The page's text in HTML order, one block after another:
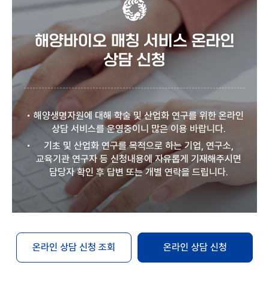
해양바이오 매칭 서비스 온라인
상담 신청
해양생명자원에 대해 학술 및 산업화 연구를 위한 온라인
상담 서비스를 운영중이니 많은 이용 바랍니다.
기초 및 산업화 연구를 목적으로 하는 기업, 연구소,
교육기관 연구자 등 신청내용에 자유롭게 기재해주시면
담당자 확인 후 답변 또는 개별 연락을 드립니다.
온라인 상담 신청 조회 온라인 상담 신청